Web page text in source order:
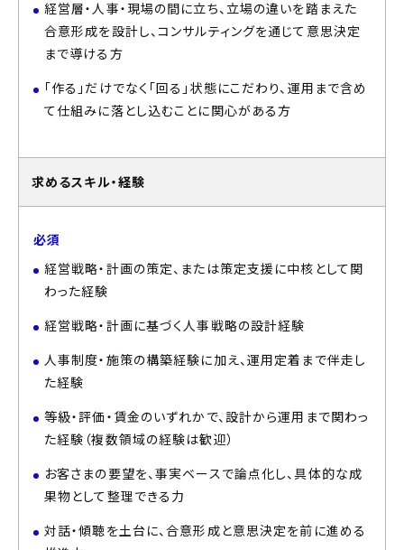
経営層・人事・現場の間に立ち、立場の違いを踏まえた
合意形成を設計し、コンサルティングを通じて意思決定
まで導ける方
「作る」だけでなく「回る」状態にこだわり、運用まで含め
て仕組みに落とし込むことに関心がある方
求めるスキル・経験
必須
経営戦略・計画の策定、または策定支援に中核として関
わった経験
経営戦略・計画に基づく人事戦略の設計経験
人事制度・施策の構築経験に加え、運用定着まで伴走し
た経験
等級・評価・賃金のいずれかで、設計から運用まで関わっ
た経験（複数領域の経験は歓迎）
お客さまの要望を、事実ベースで論点化し、具体的な成
果物として整理できる力
対話・傾聴を土台に、合意形成と意思決定を前に進める